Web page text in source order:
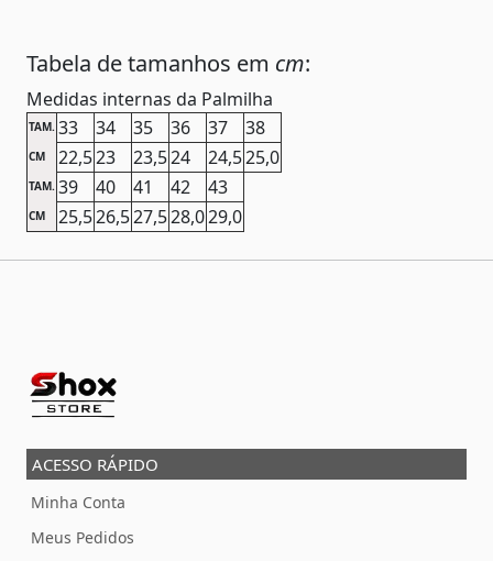
Tabela de tamanhos em cm:
Medidas internas da Palmilha
TAM. 33 34 35 36 37 38
CM 22,523 23,524 24,525,0
TAM. 39 40 41 42 43
CM 25,526,527,528,029,0
ACESSO RÁPIDO
Minha Conta
Meus Pedidos